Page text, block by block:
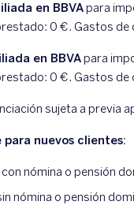
en BBVApara
0 €. Gastos de
en BBVApara
0 €. Gastos de
sujeta a previa
nuevos clientes:
con nómina o pensión
nómina o pensión